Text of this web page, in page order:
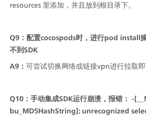
resources 里添加，并且放到根目录下。
Q9：配置cocospods时，进行pod install
不到SDK
A9：可尝试切换网络或链接vpn进行拉取即
Q10：手动集成SDK运行崩溃，报错： -
bu_MD5HashString]: unrecognized